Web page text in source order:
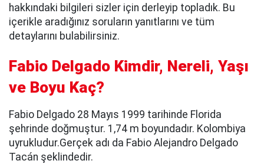
hakkındaki bilgileri sizler için derleyip topladık. Bu
içerikle aradığınız soruların yanıtlarını ve tüm
detaylarını bulabilirsiniz.
Fabio Delgado Kimdir, Nereli, Yaşı
ve Boyu Kaç?
Fabio Delgado 28 Mayıs 1999 tarihinde Florida
şehrinde doğmuştur. 1,74 m boyundadır. Kolombiya
uyrukludur.Gerçek adı da Fabio Alejandro Delgado
Tacán şeklindedir.